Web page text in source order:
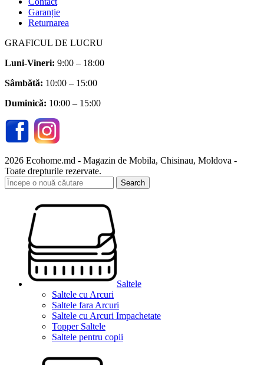
Garanție
Returnarea
GRAFICUL DE LUCRU
Luni-Vineri: 9:00 – 18:00
Sâmbătă: 10:00 – 15:00
Duminică: 10:00 – 15:00
2026 Ecohome.md - Magazin de Mobila, Chisinau, Moldova -
Toate drepturile rezervate.
Search
Saltele
Saltele cu Arcuri
Saltele fara Arcuri
Saltele cu Arcuri Impachetate
Topper Saltele
Saltele pentru copii